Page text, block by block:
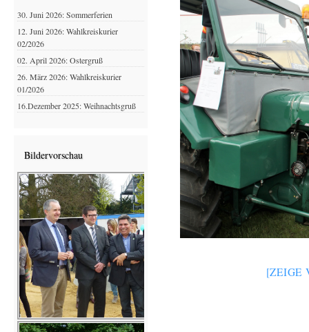
[ZEIGE
30. Juni 2026: Sommerferien
12. Juni 2026: Wahlkreiskurier
02/2026
02. April 2026: Ostergruß
26. März 2026: Wahlkreiskurier
01/2026
16.Dezember 2025: Weihnachtsgruß
Bildervorschau